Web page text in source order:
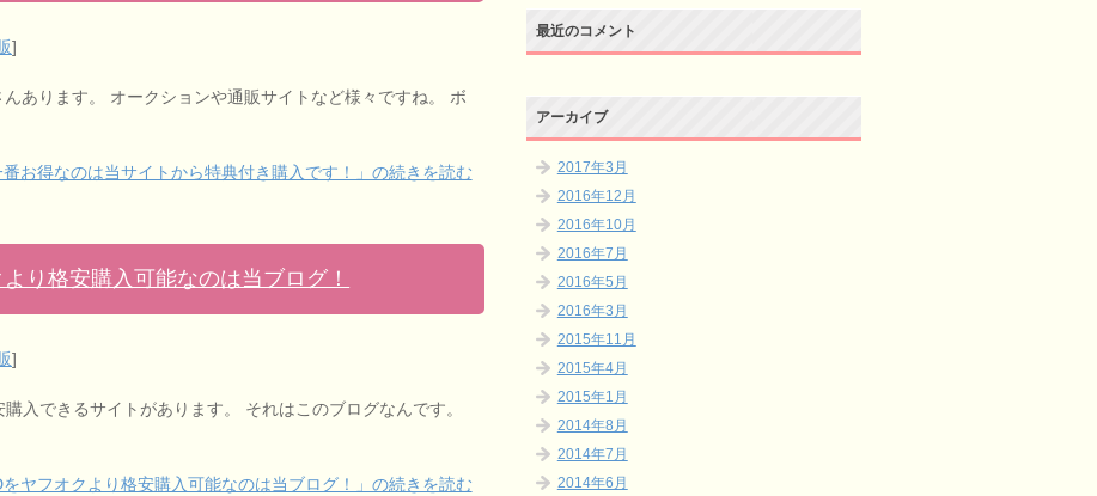
]
あります。 オークションや通販サイトなど様々ですね。 ボ
番お得なのは当サイトから特典付き購入です！」の続きを読む
り格安購入可能なのは当ブログ！
]
入できるサイトがあります。 それはこのブログなんです。
をヤフオクより格安購入可能なのは当ブログ！」の続きを読む
最近のコメント
アーカイブ
2017年3月
2016年12月
2016年10月
2016年7月
2016年5月
2016年3月
2015年11月
2015年4月
2015年1月
2014年8月
2014年7月
2014年6月